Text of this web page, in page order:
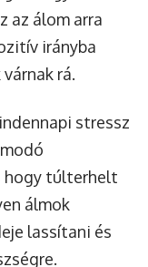
az álom arra
irányba
rá.
stressz
hogy túlterhelt
álmok
lassítani és